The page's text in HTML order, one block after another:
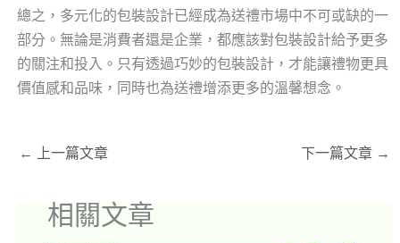
總之，多元化的包裝設計已經成為送禮市場中不可或缺的一
部分。無論是消費者還是企業，都應該對包裝設計給予更多
的關注和投入。只有透過巧妙的包裝設計，才能讓禮物更具
價值感和品味，同時也為送禮增添更多的溫馨想念。
← 上一篇文章 下一篇文章 →
相關文章